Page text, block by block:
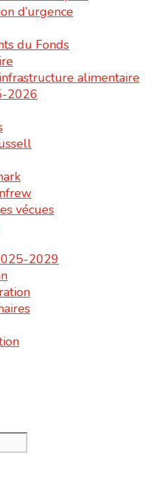
d’urgence
du Fonds
alimentaire
2026
vécues
2029